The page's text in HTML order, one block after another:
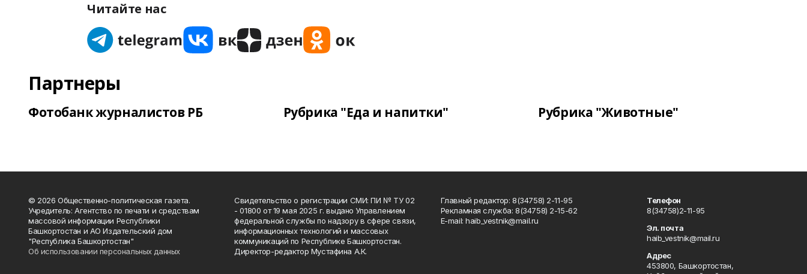
Читайте нас
Партнеры
Фотобанк журналистов РБ Рубрика "Еда и напитки" Рубрика "Животные"
© 2026 Общественно-политическая газета.
Учредитель: Агентство по печати и средствам
массовой информации Республики
Башкортостан и АО Издательский дом
"Республика Башкортостан"
Об использовании персональных данных
Свидетельство о регистрации СМИ: ПИ № ТУ 02
- 01800 от 19 мая 2025 г. выдано Управлением
федеральной службы по надзору в сфере связи,
информационных технологий и массовых
коммуникаций по Республике Башкортостан.
Директор-редактор Мустафина А.К.
Главный редактор: 8(34758) 2-11-95
Рекламная служба: 8(34758) 2-15-62
Е-mаil: haib_vestnik@mail.ru
Телефон
8(34758)2-11-95
Эл. почта
haib_vestnik@mail.ru
Адрес
453800, Башкортостан,